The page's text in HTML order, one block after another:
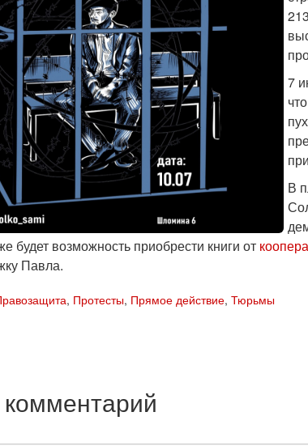
7
В
будет возможность приобрести книги от
Павла.
, Протесты, Прямое действие, Тюрьмы